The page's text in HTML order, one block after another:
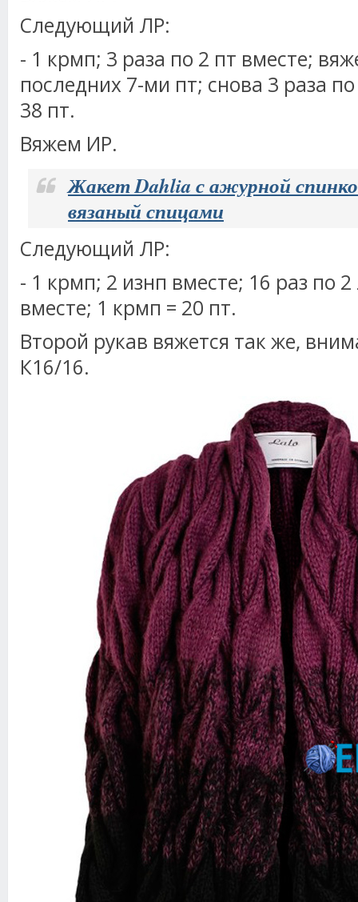
Следующий ЛР:
- 1 крмп; 3 раза по 2 пт вместе;
последних 7-ми пт; снова 3 раза
38 пт.
Вяжем ИР.
Жакет Dahlia с ажурной
вязаный спицами
Следующий ЛР:
- 1 крмп; 2 изнп вместе; 16 раз по
вместе; 1 крмп = 20 пт.
Второй рукав вяжется так же,
К16/16.